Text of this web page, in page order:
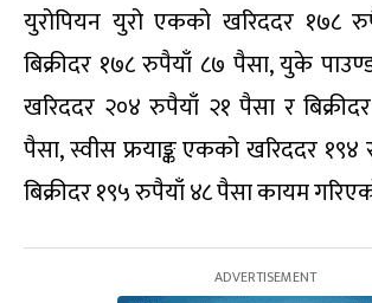
युरोपियन युरो एकको खरिददर १७८
बिक्रीदर १७८ रुपैयाँ ८७ पैसा, युके
खरिददर २०४ रुपैयाँ २१ पैसा र
पैसा, स्वीस फ्रयाङ्क एकको खरिददर
बिक्रीदर १९५ रुपैयाँ ४८ पैसा कायम